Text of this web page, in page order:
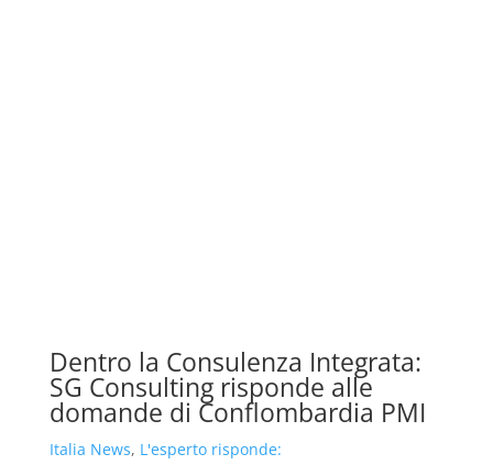
Dentro la Consulenza Integrata:
SG Consulting risponde alle
domande di Conflombardia PMI
Italia News, L'esperto risponde: